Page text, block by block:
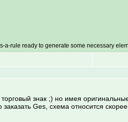
rule ready to generate some necessary
знак ;) но имея
Ges, схема относится